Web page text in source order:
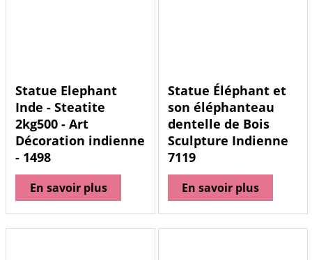
Statue Elephant
Inde - Steatite
2kg500 - Art
Décoration indienne
- 1498
En savoir plus
Statue Éléphant et
son éléphanteau
dentelle de Bois
Sculpture Indienne
7119
En savoir plus